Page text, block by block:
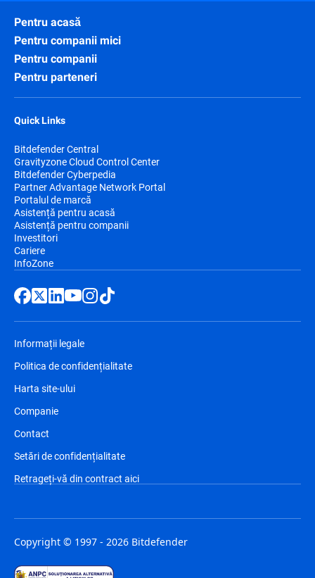
Pentru acasă
Pentru companii mici
Pentru companii
Pentru parteneri
Quick Links
Bitdefender Central
Gravityzone Cloud Control Center
Bitdefender Cyberpedia
Partner Advantage Network Portal
Portalul de marcă
Asistență pentru acasă
Asistență pentru companii
Investitori
Cariere
InfoZone
Informații legale
Politica de confidențialitate
Harta site-ului
Companie
Contact
Setări de confidențialitate
Retrageți-vă din contract aici
Copyright © 1997 - 2026 Bitdefender